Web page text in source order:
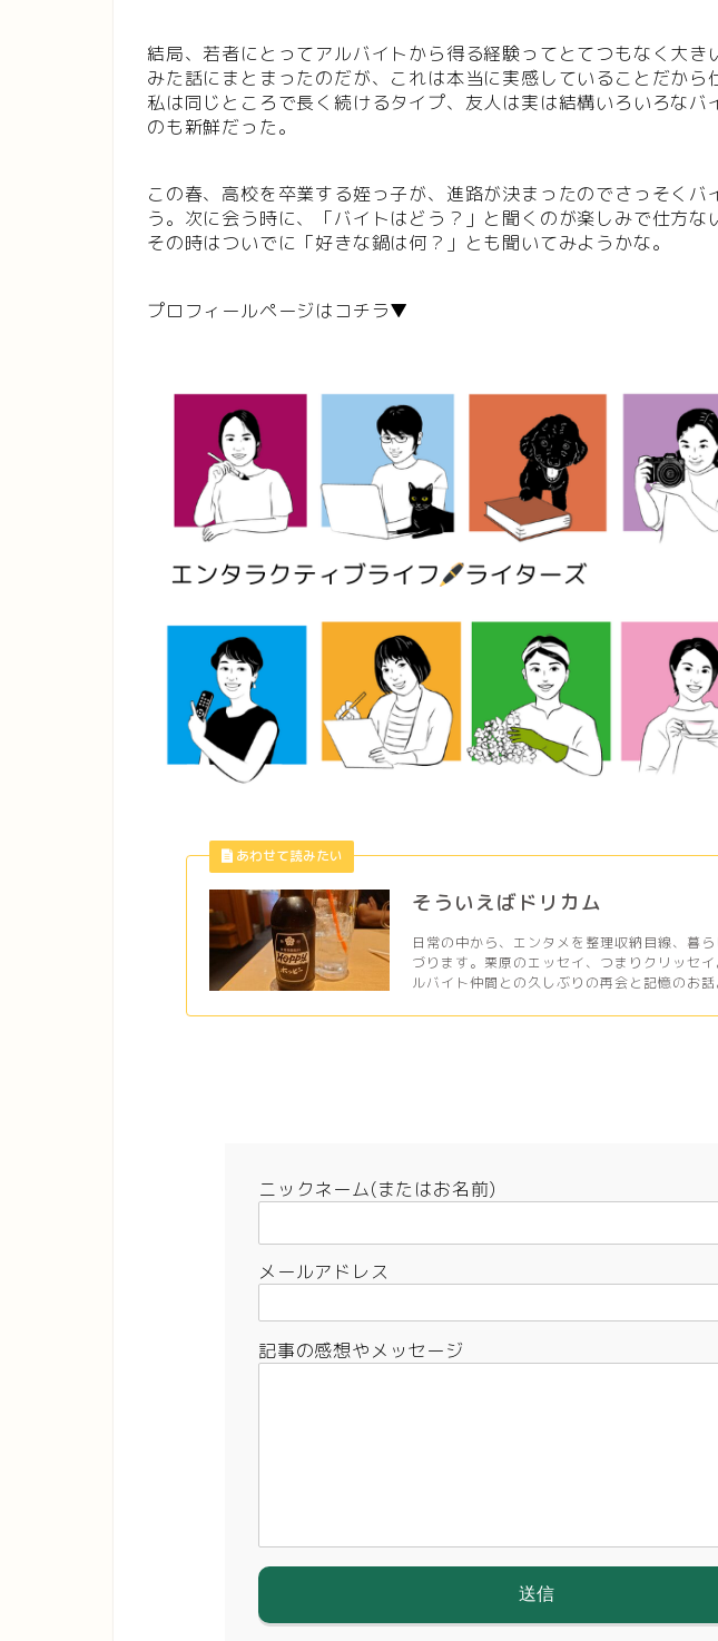
結局、若者にとってアルバイトから得る経験ってとてつもなく大き
みた話にまとまったのだが、これは本当に実感していることだから
私は同じところで長く続けるタイプ、友人は実は結構いろいろなバ
のも新鮮だった。
この春、高校を卒業する姪っ子が、進路が決まったのでさっそくバ
う。次に会う時に、「バイトはどう？」と聞くのが楽しみで仕方な
その時はついでに「好きな鍋は何？」とも聞いてみようかな。
プロフィールページはコチラ▼
そういえばドリカム
日常の中から、エンタメを整理収納目線、暮
づります。栗原のエッセイ、つまりクリッセ
ルバイト仲間との久しぶりの再会と記憶のお
ニックネーム(またはお名前)
メールアドレス
記事の感想やメッセージ